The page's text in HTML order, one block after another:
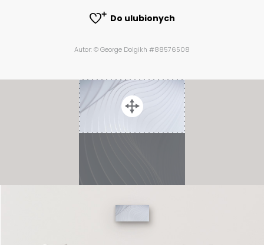
Do ulubionych
Autor: © George Dolgikh #88576508